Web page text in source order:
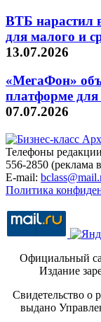
ВТБ нарастил
для малого и
13.07.2026
«МегаФон»
платформе
07.07.2026
Телефоны
556-2850 (реклама
E-mail:
Политика
Официальный
Издание
Свидетельство о
выдано